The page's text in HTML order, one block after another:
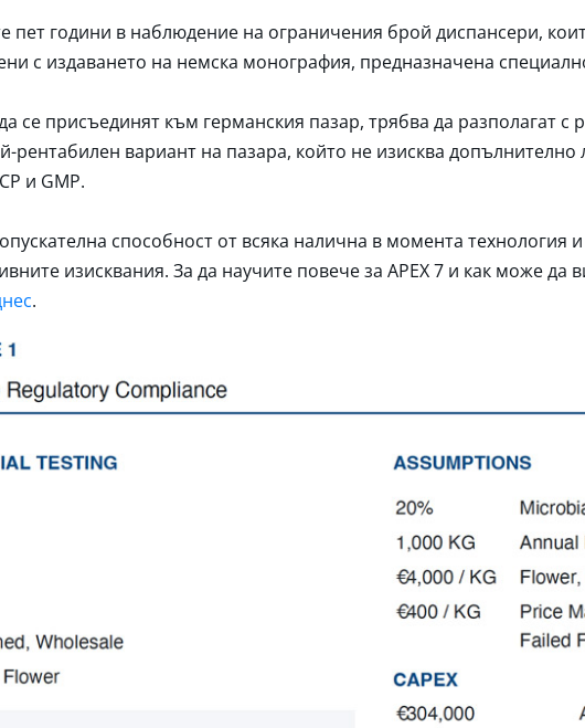
пет години в наблюдение на ограничения брой диспансери,
с издаването на немска монография, предназначена
се присъединят към германския пазар, трябва да разполагат
рентабилен вариант на пазара, който не изисква допълнително
и GMP.
способност от всяка налична в момента технология
изисквания. За да научите повече за APEX 7 и как може да
.